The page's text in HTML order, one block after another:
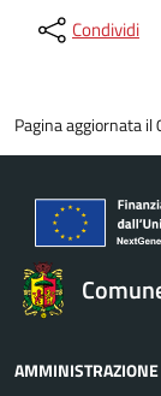
Condividi
Pagina aggiornata
AMMINISTRAZIONE